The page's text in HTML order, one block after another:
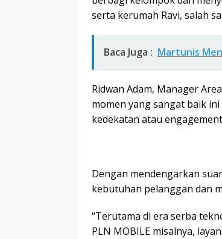
serta kerumah Ravi, salah
Baca Juga : Martunis
Ridwan Adam, Manager
momen yang sangat baik
kedekatan atau
Dengan mendengarkan
kebutuhan pelanggan dan
“Terutama di era serba
PLN MOBILE misalnya,